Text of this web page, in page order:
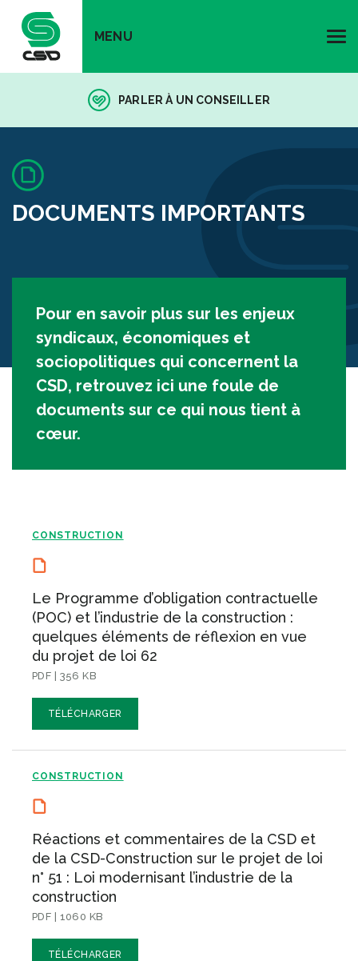
MENU
PARLER À UN CONSEILLER
DOCUMENTS IMPORTANTS
Pour en savoir plus sur les enjeux
syndicaux, économiques et
sociopolitiques qui concernent la
CSD, retrouvez ici une foule de
documents sur ce qui nous tient à
cœur.
CONSTRUCTION
Le Programme d’obligation contractuelle
(POC) et l’industrie de la construction :
quelques éléments de réflexion en vue
du projet de loi 62
PDF | 356 KB
TÉLÉCHARGER
CONSTRUCTION
Réactions et commentaires de la CSD et
de la CSD-Construction sur le projet de loi
n° 51 : Loi modernisant l’industrie de la
construction
PDF | 1060 KB
TÉLÉCHARGER